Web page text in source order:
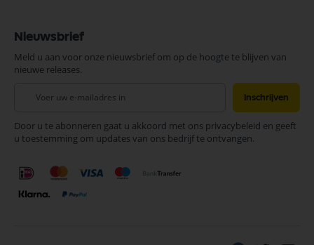
Nieuwsbrief
Meld u aan voor onze nieuwsbrief om op de hoogte te blijven van
nieuwe releases.
onze
nieuwsbrief
Inschrijven
Door u te abonneren gaat u akkoord met ons privacybeleid en geeft
u toestemming om updates van ons bedrijf te ontvangen.